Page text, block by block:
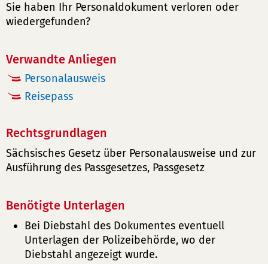
Sie haben Ihr Personaldokument verloren oder
wiedergefunden?
Verwandte Anliegen
Personalausweis
Reisepass
Rechtsgrundlagen
Sächsisches Gesetz über Personalausweise und zur
Ausführung des Passgesetzes, Passgesetz
Benötigte Unterlagen
Bei Diebstahl des Dokumentes eventuell
Unterlagen der Polizeibehörde, wo der
Diebstahl angezeigt wurde.